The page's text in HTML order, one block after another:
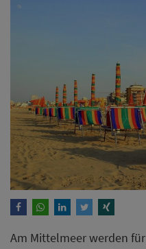
Am Mittelmeer werden